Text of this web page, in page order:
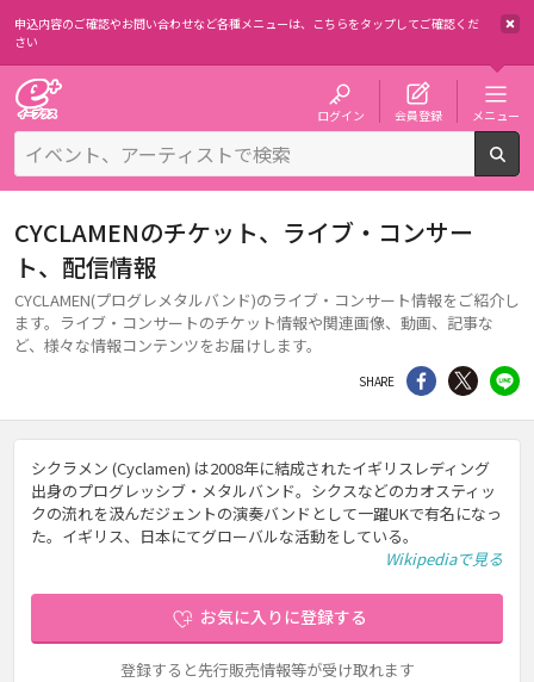
申込内容のご確認やお問い合わせなど各種メニューは、 こちらをタップしてご確認くだ
さい
ログイン 会員登録 メニュー
CYCLAMENのチケット、ライブ・コンサー
ト、配信情報
CYCLAMEN(プログレメタルバンド)のライブ・コンサート情報をご紹介し
ます。ライブ・コンサートのチケット情報や関連画像、動画、記事な
ど、様々な情報コンテンツをお届けします。
SHARE シェア Twitter
シクラメン (Cyclamen) は2008年に結成されたイギリスレディング
出身のプログレッシブ・メタルバンド。シクスなどのカオスティッ
クの流れを汲んだジェントの演奏バンドとして一躍UKで有名になっ
た。イギリス、日本にてグローバルな活動をしている。
Wikipediaで見る
お気に入りに登録する
登録すると先行販売情報等が受け取れます